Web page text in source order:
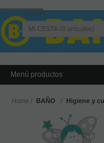
Invitado
MI CESTA 0 artículos
Menú productos
Home BAÑO Higiene y